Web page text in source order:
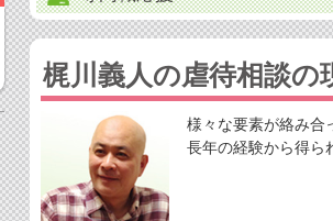
梶川義人の虐待相談の
様々な要素が絡み合
長年の経験から得ら